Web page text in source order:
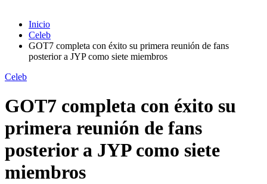
Inicio
Celeb
GOT7 completa con éxito su primera reunión de fans
posterior a JYP como siete miembros
Celeb
GOT7 completa con éxito su
primera reunión de fans
posterior a JYP como siete
miembros